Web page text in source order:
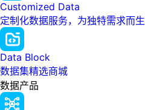
Customized Data
定制化数据服务，为独特需求而生
Data Block
数据集精选商城
数据产品